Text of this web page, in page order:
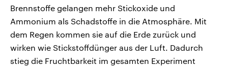
Brennstoffe gelangen mehr Stickoxide und
Ammonium als Schadstoffe in die Atmosphäre. Mit
dem Regen kommen sie auf die Erde zurück und
wirken wie Stickstoffdünger aus der Luft. Dadurch
stieg die Fruchtbarkeit im gesamten Experiment